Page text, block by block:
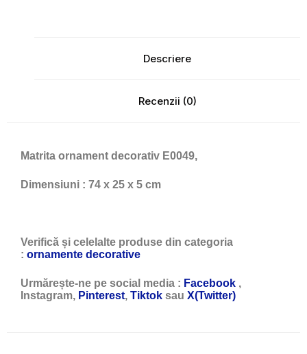
Descriere
Recenzii (0)
Matrita ornament decorativ E0049,
Dimensiuni : 74 x 25 x 5 cm
Verifică și celelalte produse din categoria
: ornamente decorative
Urmărește-ne pe social media : Facebook ,
Instagram, Pinterest, Tiktok sau X(Twitter)